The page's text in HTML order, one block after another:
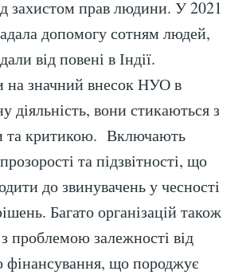
захистом прав людини. У 2021
допомогу сотням людей,
від повені в Індії.
на значний внесок НУО в
діяльність, вони стикаються з
та критикою. Включають
та підзвітності, що
до звинувачень у чесності
Багато організацій також
проблемою залежності від
фінансування, що породжує